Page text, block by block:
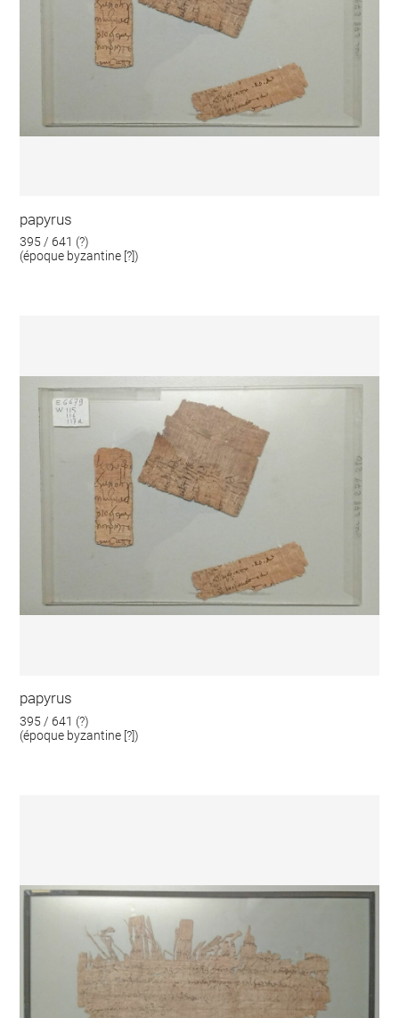
papyrus
395 / 641 (?)
(époque byzantine [?])
papyrus
395 / 641 (?)
(époque byzantine [?])